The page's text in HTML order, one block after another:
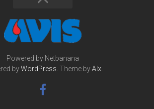
Powered by Netbanana
byWordPress . Theme byAlx